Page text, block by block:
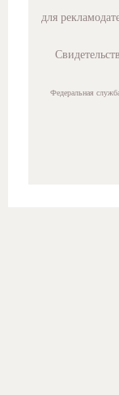
для
Федеральная